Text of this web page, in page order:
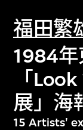
福田繁
1984
「
展」海
15 Artists'